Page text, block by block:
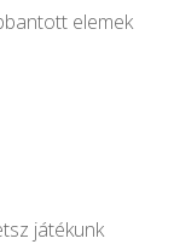
elemek
játékunk